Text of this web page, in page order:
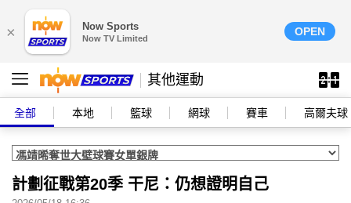
× Now Sports
Now TV Limited
OPEN
其他運動
全部 本地 籃球 網球 賽車 高爾夫球
計劃征戰第20季 干尼：仍想證明自己